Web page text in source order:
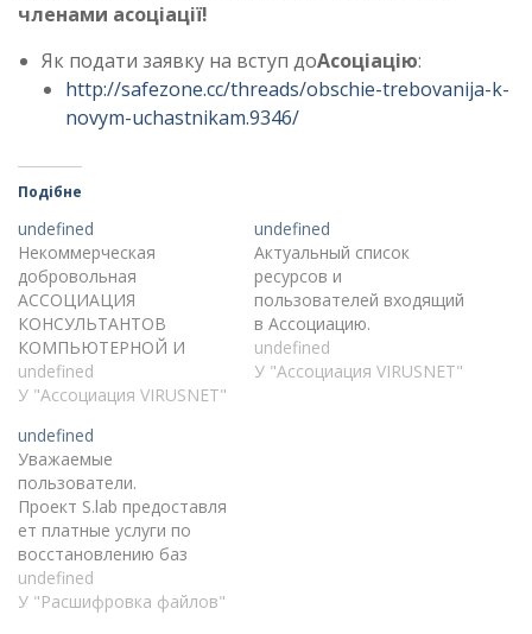
членами асоціації!
Як подати заявку на вступ доАсоціацію:
http://safezone.cc/threads/obschie-trebovanija-k-
novym-uchastnikam.9346/
Подібне
undefined
Некоммерческая
добровольная
АССОЦИАЦИЯ
КОНСУЛЬТАНТОВ
КОМПЬЮТЕРНОЙ И
СЕТЕВОЙ
БЕЗОПАСНОСТИ
undefined
У "Ассоциация VIRUSNET"
undefined
Актуальный список
ресурсов и
пользователей входящий
в Ассоциацию.
undefined
У "Ассоциация VIRUSNET"
undefined
Уважаемые
пользователи.
Проект S.lab предоставля
ет платные услуги по
восстановлению баз
данных 1c (1c7, 1c8 и
MSSQL) после атаки
undefined
У "Расшифровка файлов"